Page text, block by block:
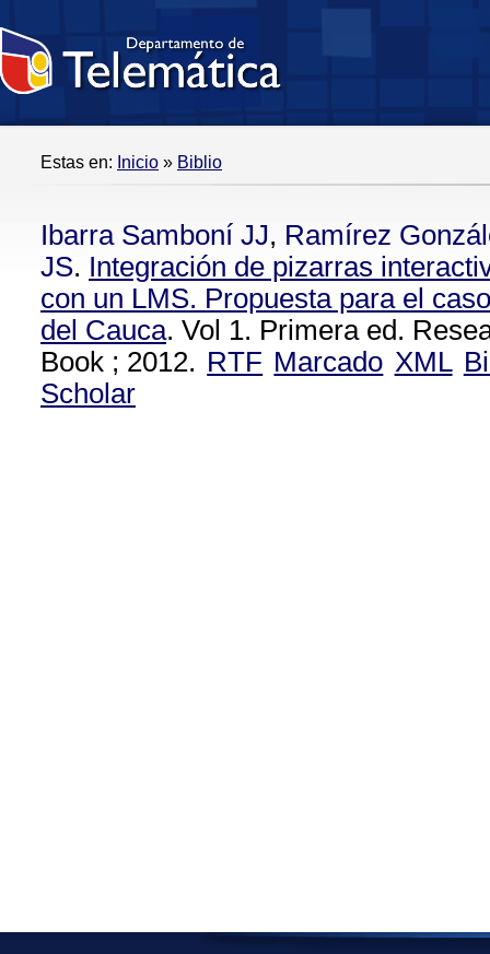
Estas en: Inicio » Biblio
Ibarra Samboní JJ, Ramírez
JS. Integración de pizarras
con un LMS. Propuesta para el
del Cauca. Vol 1. Primera ed.
Book ; 2012. RTF Marcado XML
Scholar